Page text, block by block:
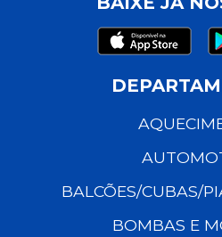
BALCÕES/CUBAS/
BOMBAS E